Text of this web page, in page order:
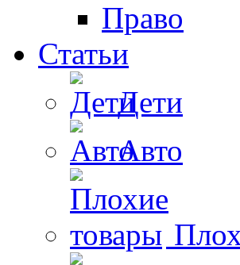
Право
Статьи
Дети
Авто